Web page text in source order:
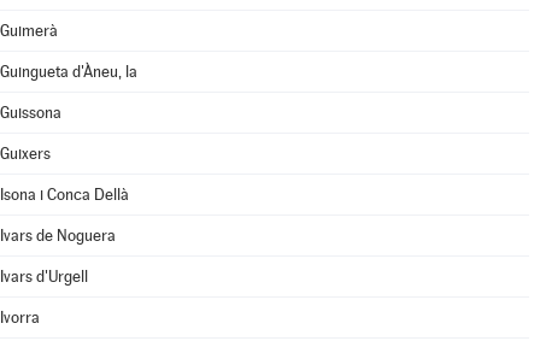
Guimerà
Guingueta d'Àneu, la
Guissona
Guixers
Isona i Conca Dellà
Ivars de Noguera
Ivars d'Urgell
Ivorra